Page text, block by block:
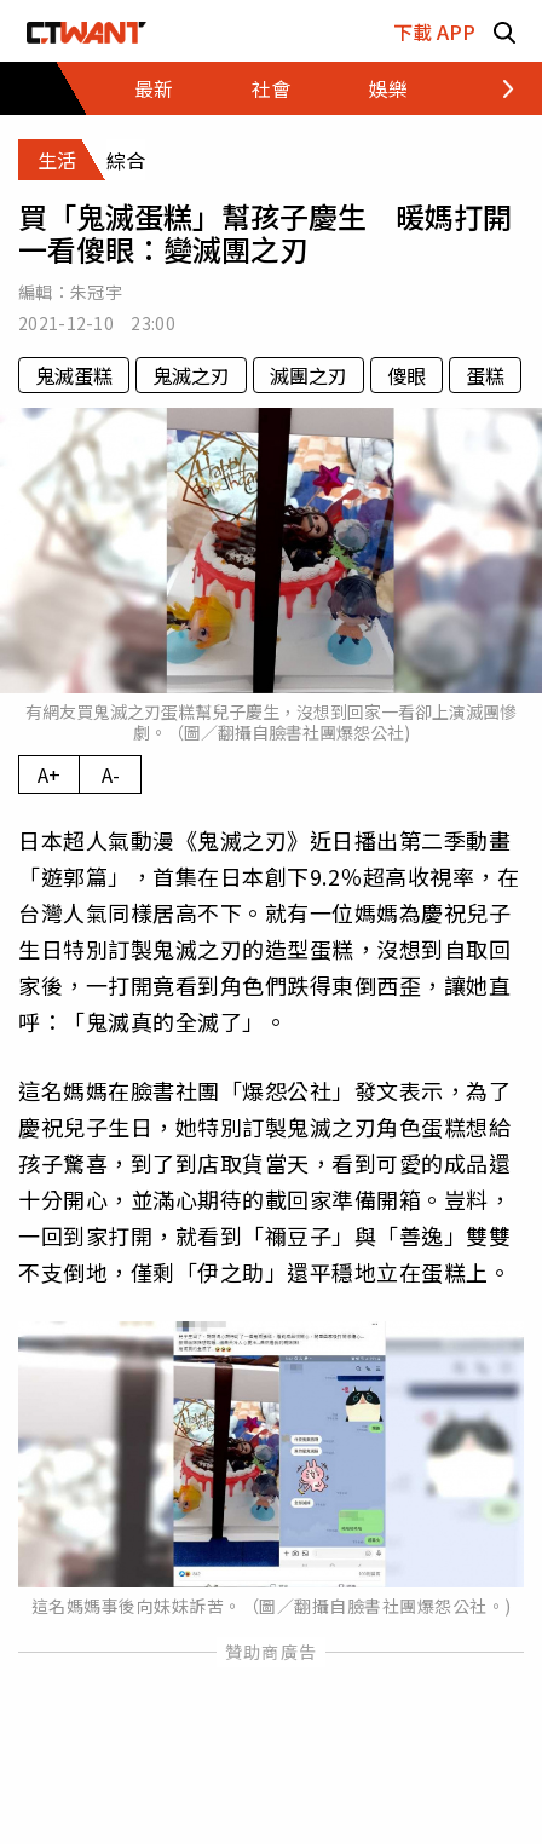
下載 APP
最新
社會 娛樂 財經
生活 綜合
買「鬼滅蛋糕」幫孩子慶生 暖媽打開
一看傻眼：變滅團之刃
編輯： 朱冠宇
2021-12-10 23:00
鬼滅蛋糕 鬼滅之刃 滅團之刃 傻眼 蛋糕
有網友買鬼滅之刃蛋糕幫兒子慶生，沒想到回家一看卻上演滅團慘
劇。（圖∕翻攝自臉書社團爆怨公社)
A+ A-
日本超人氣動漫《鬼滅之刃》近日播出第二季動畫
「遊郭篇」，首集在日本創下9.2％超高收視率，在
台灣人氣同樣居高不下。就有一位媽媽為慶祝兒子
生日特別訂製鬼滅之刃的造型蛋糕，沒想到自取回
家後，一打開竟看到角色們跌得東倒西歪，讓她直
呼：「鬼滅真的全滅了」。
這名媽媽在臉書社團「爆怨公社」發文表示，為了
慶祝兒子生日，她特別訂製鬼滅之刃角色蛋糕想給
孩子驚喜，到了到店取貨當天，看到可愛的成品還
十分開心，並滿心期待的載回家準備開箱。豈料，
一回到家打開，就看到「禰豆子」與「善逸」雙雙
不支倒地，僅剩「伊之助」還平穩地立在蛋糕上。
這名媽媽事後向妹妹訴苦。（圖∕翻攝自臉書社團爆怨公社。)